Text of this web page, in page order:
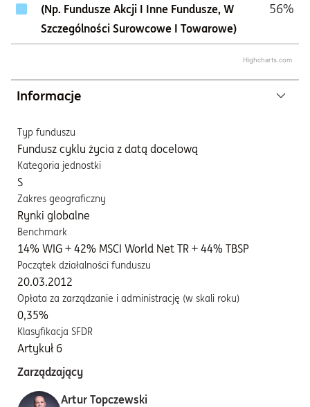
Highcharts.com
(np. Fundusze Akcji I Inne Fundusze, W
Szczególności Surowcowe I Towarowe)
56%
Informacje
Typ funduszu
Fundusz cyklu życia z datą docelową
Kategoria jednostki
S
Zakres geograficzny
Rynki globalne
Benchmark
14% WIG + 42% MSCI World Net TR + 44% TBSP
Początek działalności funduszu
20.03.2012
Opłata za zarządzanie i administrację (w skali roku)
0,35%
Klasyfikacja SFDR
Artykuł 6
Zarządzający
Artur Topczewski